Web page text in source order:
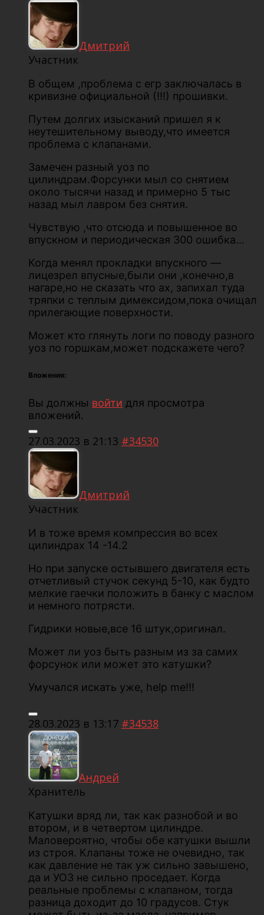
Дмитрий
Участник
В общем ,проблема с егр заключалась в
кривизне официальной (!!!) прошивки.
Путем долгих изысканий пришел я к
неутешительному выводу,что имеется
проблема с клапанами.
Замечен разный уоз по
цилиндрам.Форсунки мыл со снятием
около тысячи назад и примерно 5 тыс
назад мыл лавром без снятия.
Чувствую ,что отсюда и повышенное во
впускном и периодическая 300 ошибка…
Когда менял прокладки впускного —
лицезрел впусные,были они ,конечно,в
нагаре,но не сказать что ах, запихал туда
тряпки с теплым димексидом,пока очищал
прилегающие поверхности.
Может кто глянуть логи по поводу разного
уоз по горшкам,может подскажете чего?
Вложения:
Вы должны войти для просмотра
вложений.
27.03.2023 в 21:13 #34530
Дмитрий
Участник
И в тоже время компрессия во всех
цилиндрах 14 -14.2
Но при запуске остывшего двигателя есть
отчетливый стучок секунд 5-10, как будто
мелкие гаечки положить в банку с маслом
и немного потрясти.
Гидрики новые,все 16 штук,оригинал.
Может ли уоз быть разным из за самих
форсунок или может это катушки?
Умучался искать уже, help me!!!
28.03.2023 в 13:17 #34538
Андрей
Хранитель
Катушки вряд ли, так как разнобой и во
втором, и в четвертом цилиндре.
Маловероятно, чтобы обе катушки вышли
из строя. Клапаны тоже не очевидно, так
как давление не так уж сильно завышено,
да и УОЗ не сильно проседает. Когда
реальные проблемы с клапаном, тогда
разница доходит до 10 градусов. Стук